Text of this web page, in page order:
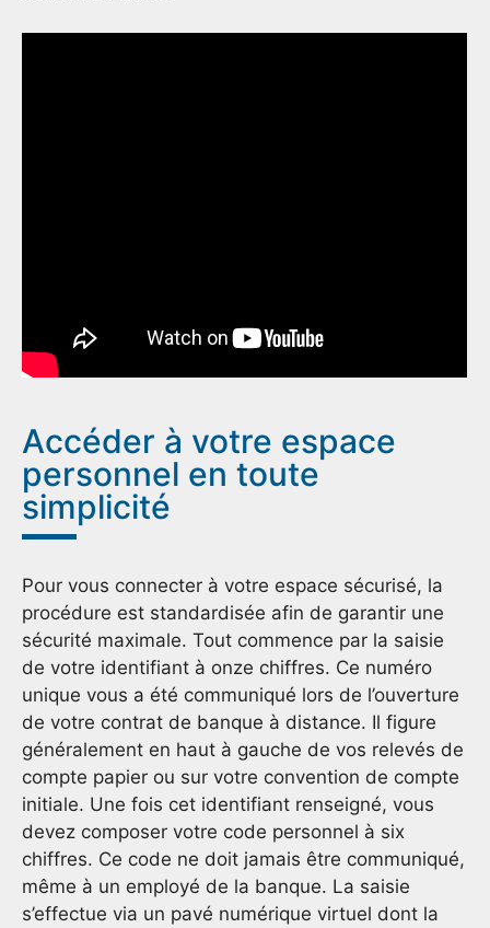
Accéder à votre espace
personnel en toute
simplicité
Pour vous connecter à votre espace sécurisé, la
procédure est standardisée afin de garantir une
sécurité maximale. Tout commence par la saisie
de votre identifiant à onze chiffres. Ce numéro
unique vous a été communiqué lors de l’ouverture
de votre contrat de banque à distance. Il figure
généralement en haut à gauche de vos relevés de
compte papier ou sur votre convention de compte
initiale. Une fois cet identifiant renseigné, vous
devez composer votre code personnel à six
chiffres. Ce code ne doit jamais être communiqué,
même à un employé de la banque. La saisie
s’effectue via un pavé numérique virtuel dont la